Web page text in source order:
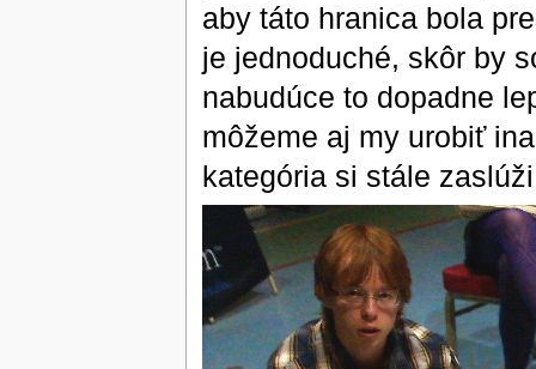
aby táto hranica bola
je jednoduché, skôr by
nabudúce to dopadne
môžeme aj my urobiť
kategória si stále